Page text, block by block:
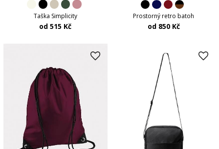
Taška Simplicity
od 515 Kč
Prostorný retro batoh
od 850 Kč